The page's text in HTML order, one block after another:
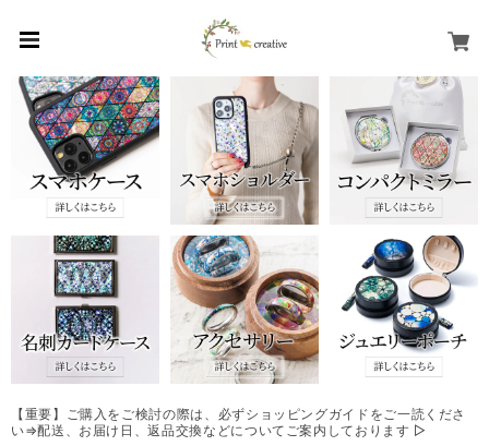
【重要】ご購入をご検討の際は、必ずショッピングガイドをご一読くださ
い⇒配送、お届け日、返品交換などについてご案内しております ▷